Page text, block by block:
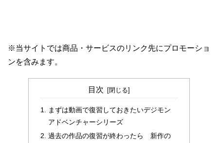
※当サイトでは商品・サービスのリンク先にプロモーショ
ンを含みます。
目次
まずは動画で復習しておきたいデジモン
アドベンチャーシリーズ
過去の作品の復習が終わったら 新作の